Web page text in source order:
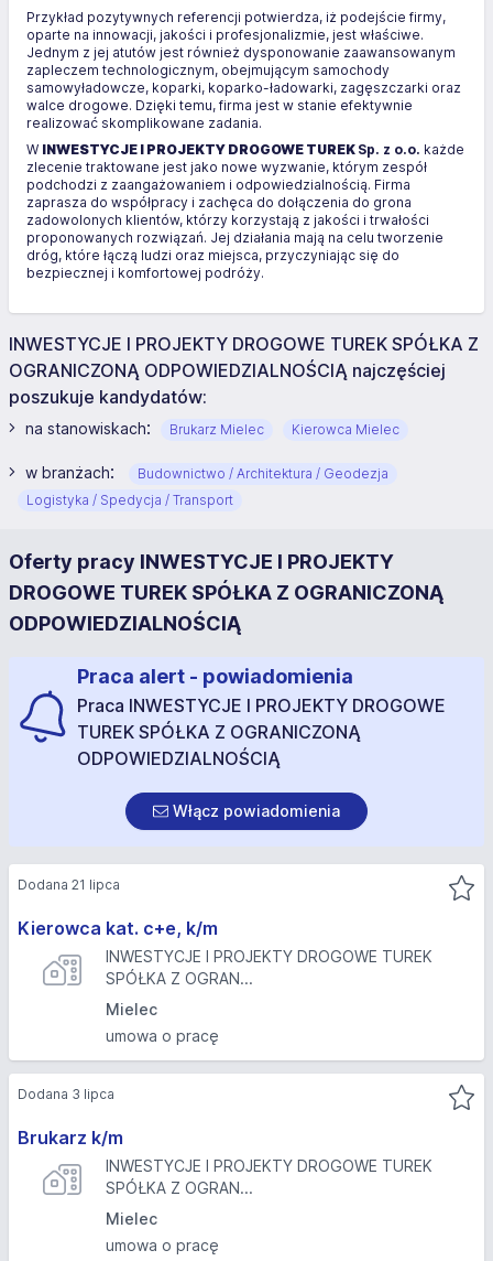
Przykład pozytywnych referencji potwierdza, iż podejście firmy,
oparte na innowacji, jakości i profesjonalizmie, jest właściwe.
Jednym z jej atutów jest również dysponowanie zaawansowanym
zapleczem technologicznym, obejmującym samochody
samowyładowcze, koparki, koparko-ładowarki, zagęszczarki oraz
walce drogowe. Dzięki temu, firma jest w stanie efektywnie
realizować skomplikowane zadania.
W INWESTYCJE I PROJEKTY DROGOWE TUREK Sp. z o.o. każde
zlecenie traktowane jest jako nowe wyzwanie, którym zespół
podchodzi z zaangażowaniem i odpowiedzialnością. Firma
zaprasza do współpracy i zachęca do dołączenia do grona
zadowolonych klientów, którzy korzystają z jakości i trwałości
proponowanych rozwiązań. Jej działania mają na celu tworzenie
dróg, które łączą ludzi oraz miejsca, przyczyniając się do
bezpiecznej i komfortowej podróży.
INWESTYCJE I PROJEKTY DROGOWE TUREK SPÓŁKA Z
OGRANICZONĄ ODPOWIEDZIALNOŚCIĄ najczęściej
poszukuje kandydatów:
na stanowiskach: Brukarz Mielec Kierowca Mielec
w branżach:
Budownictwo / Architektura / Geodezja
Logistyka / Spedycja / Transport
Oferty pracy INWESTYCJE I PROJEKTY
DROGOWE TUREK SPÓŁKA Z OGRANICZONĄ
ODPOWIEDZIALNOŚCIĄ
Praca alert - powiadomienia
Praca INWESTYCJE I PROJEKTY DROGOWE
TUREK SPÓŁKA Z OGRANICZONĄ
ODPOWIEDZIALNOŚCIĄ
Włącz powiadomienia
Kierowca kat. c+e, k/m
INWESTYCJE I PROJEKTY DROGOWE TUREK
SPÓŁKA Z OGRAN...
Mielec
umowa o pracę
Dodana 21 lipca
Brukarz k/m
INWESTYCJE I PROJEKTY DROGOWE TUREK
SPÓŁKA Z OGRAN...
Mielec
umowa o pracę
Dodana 3 lipca